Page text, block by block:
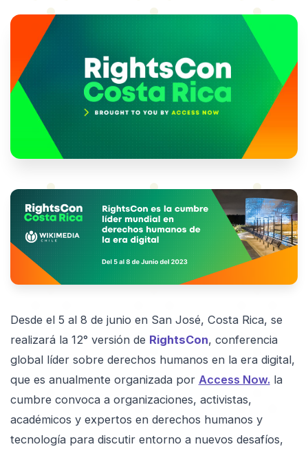
Desde el 5 al 8 de junio en San José, Costa Rica, se
realizará la 12° versión de RightsCon, conferencia
global líder sobre derechos humanos en la era digital,
que es anualmente organizada por Access Now. la
cumbre convoca a organizaciones, activistas,
académicos y expertos en derechos humanos y
tecnología para discutir entorno a nuevos desafíos,